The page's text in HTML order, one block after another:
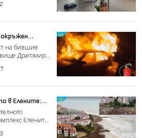
в
на бившия
Драгомир
в Елените:
без
Елените,